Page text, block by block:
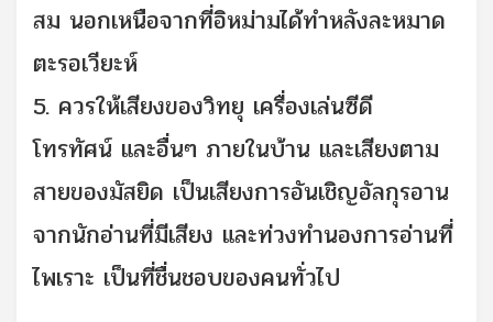
สม นอกเหนือจากที่อิหม่ามได้ทำหลังละหมาด
ตะรอเวียะห์
5. ควรให้เสียงของวิทยุ เครื่องเล่นซีดี
โทรทัศน์ และอื่นๆ ภายในบ้าน และเสียงตาม
สายของมัสยิด เป็นเสียงการอันเชิญอัลกุรอาน
จากนักอ่านที่มีเสียง และท่วงทำนองการอ่านที่
ไพเราะ เป็นที่ชื่นชอบของคนทั่วไป